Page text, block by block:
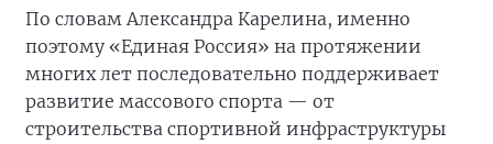
По словам Александра Карелина, именно
поэтому «Единая Россия» на протяжении
многих лет последовательно поддерживает
развитие массового спорта — от
строительства спортивной инфраструктуры